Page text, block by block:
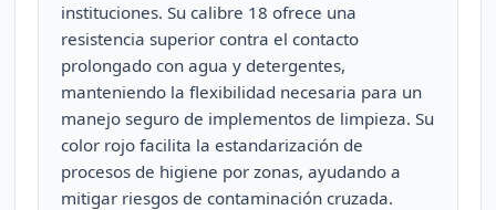
instituciones. Su calibre 18 ofrece una
resistencia superior contra el contacto
prolongado con agua y detergentes,
manteniendo la flexibilidad necesaria para un
manejo seguro de implementos de limpieza. Su
color rojo facilita la estandarización de
procesos de higiene por zonas, ayudando a
mitigar riesgos de contaminación cruzada.